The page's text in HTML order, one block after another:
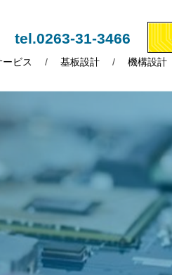
tel.0263-31-3466
ビス 基板設計 機構設計